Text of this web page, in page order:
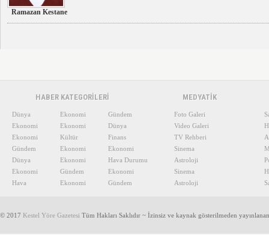
Ramazan Kestane
HABER KATEGORİLERİ
Dünya Ekonomi
Gündem
Ekonomi
Ekonomi
Dünya
Ekonomi
Kültür
Finans
Gündem
Ekonomi
Ekonomi
Dünya
Ekonomi
Hava Durumu
Ekonomi
Gündem
Ekonomi
Hava
Ekonomi Gündem
MEDYATİK
Foto Galeri
Video Galeri
TV Rehberi
Sinema
Astroloji
Sinema
Astroloji
© 2017 Kestel Yöre Gazetesi Tüm Hakları Saklıdır ~ İzinsiz ve kaynak gösterilmeden